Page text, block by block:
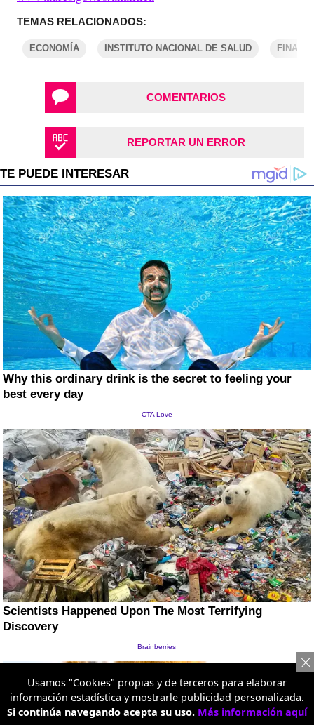
TEMAS RELACIONADOS:
ECONOMÍA INSTITUTO NACIONAL DE SALUD
COMENTARIOS
REPORTAR UN ERROR
Usamos "Cookies" propias y de terceros para elaborar
información estadística y mostrarle publicidad personalizada.
Si continúa navegando acepta su uso. Más información aquí